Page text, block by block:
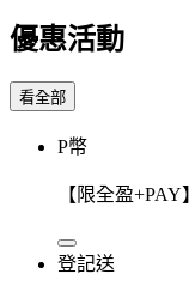
優惠活動
看全部
P幣
【限全盈+PAY
登記送